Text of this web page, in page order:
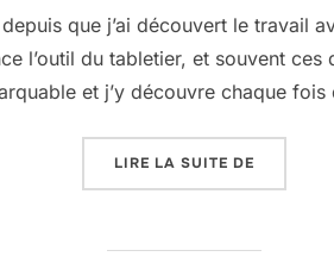
que j’ai découvert le travail
l’outil du tabletier, et souvent
et j’y découvre chaque
LIRE LA SUITE DE